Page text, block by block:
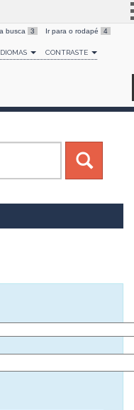
Simplifique!
Comunica BR
Canais
busca 3 Ir para o rodapé 4
CONTRASTE